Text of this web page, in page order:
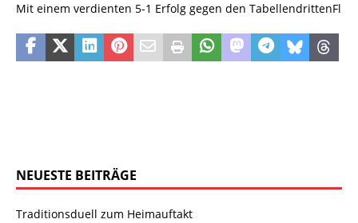
Mit einem verdienten 5-1 Erfolg gegen den TabellendrittenFl
NEUESTE BEITRÄGE
Traditionsduell zum Heimauftakt